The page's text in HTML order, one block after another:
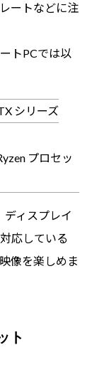
ートなどに注
トPCでは以
シリーズ
プロセッ
ディスプレイ
応している
像を楽しめま
ト